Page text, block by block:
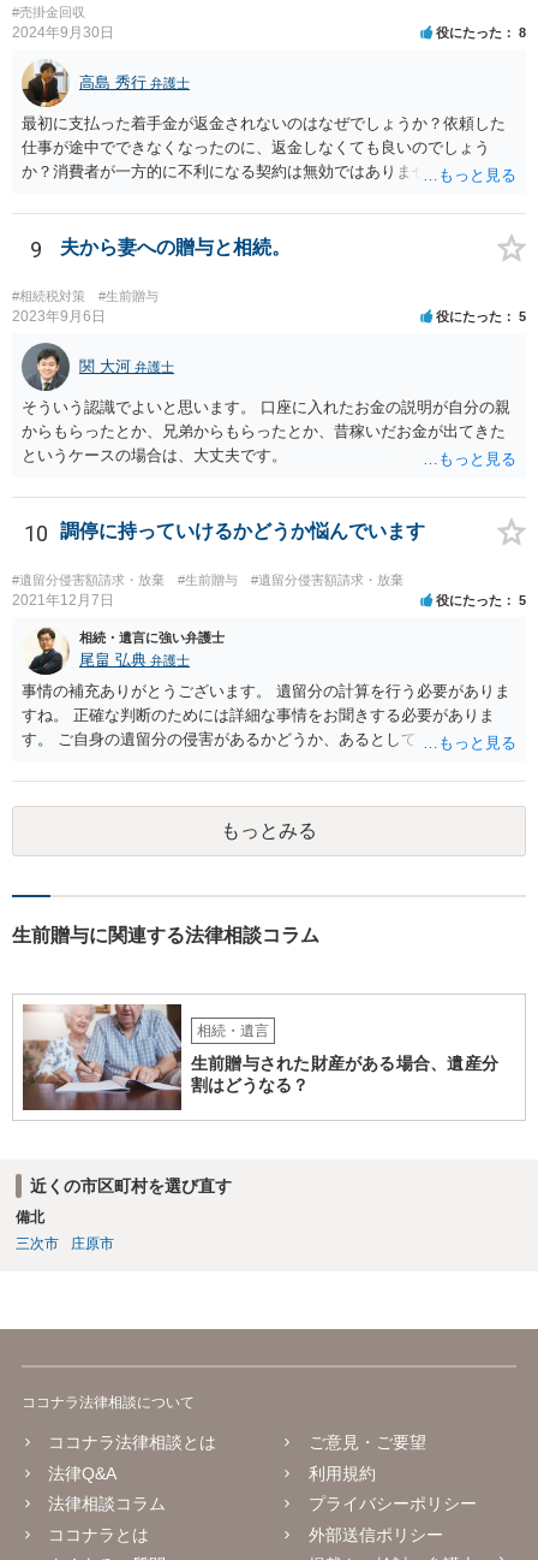
#売掛金回収
2024年9月30日 役にたった 8
高島 秀行 弁護士
最初に支払った着手金が返金されないのはなぜでしょうか？依頼した
仕事が途中でできなくなったのに、返金しなくても良いのでしょう
か？消費者が一方的に不利になる契約は無効ではありませんか？
務があると思います。 倒れた弁護士が所属する弁護士会に相談さ
れた方がよいと思います。 倒れた弁護士は脳梗塞で倒れたようで
すが、 判断能力があり、復代理を倒れた弁護士の判断で復代理を
選任したのか 即ち、復代理人の選任は有効なのかという問題もあ
ると思います。
9 夫から妻への贈与と相続。
#相続税対策 #生前贈与
2023年9月6日 役にたった 5
関 大河 弁護士
そういう認識でよいと思います。 口座に入れたお金の説明が自分の親
からもらったとか、兄弟からもらったとか、昔稼いだお金が出てきた
というケースの場合は、大丈夫です。
10 調停に持っていけるかどうか悩んでいます
#遺留分侵害額請求・放棄 #生前贈与 #遺留分侵害額請求・放棄
2021年12月7日 役にたった 5
相続・遺言に強い弁護士
尾畠 弘典 弁護士
事情の補充ありがとうございます。 遺留分の計算を行う必要がありま
すね。 正確な判断のためには詳細な事情をお聞きする必要がありま
す。 ご自身の遺留分の侵害があるかどうか、あるとしてどの程度の金
相談されるのが良いと思います。
もっとみる
生前贈与に関連する法律相談コラム
相続・遺言
生前贈与された財産がある場合、遺産分
割はどうなる？
近くの市区町村を選び直す
備北
三次市
庄原市
ココナラ法律相談について
ココナラ法律相談とは
法律Q&A
法律相談コラム
ココナラとは
ご意見・ご要望
利用規約
プライバシーポリシー
外部送信ポリシー